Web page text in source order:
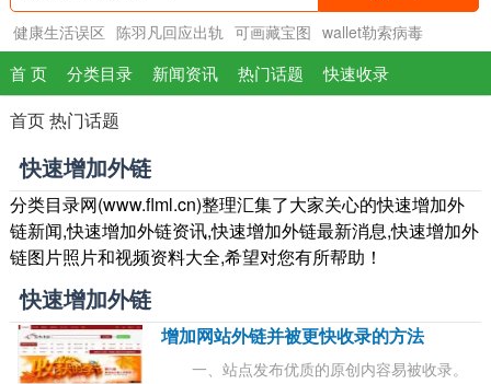
健康生活误区 陈羽凡回应出轨 可画藏宝图 wallet勒索病毒
首 页 分类目录 新闻资讯 热门话题 快速收录
首页热门话题
快速增加外链
分类目录网(www.flml.cn)整理汇集了大家关心的快速增加外
链新闻,快速增加外链资讯,快速增加外链最新消息,快速增加外
链图片照片和视频资料大全,希望对您有所帮助！
快速增加外链
增加网站外链并被更快收录的方法
一、站点发布优质的原创内容易被收录。